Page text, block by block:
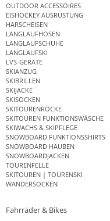
OUTDOOR ACCESSOIRES
EISHOCKEY AUSRÜSTUNG
HARSCHEISEN
LANGLAUFHOSEN
LANGLAUFSCHUHE
LANGLAUFSKI
LVS-GERÄTE
SKIANZUG
SKIBRILLEN
SKIJACKE
SKISOCKEN
SKITOURENRÖCKE
SKITOUREN FUNKTIONSWÄSCHE
SKIWACHS & SKIPFLEGE
SNOWBOARD FUNKTIONSSHIRTS
SNOWBOARD HAUBEN
SNOWBOARDJACKEN
TOURENFELLE
SKITOUREN | TOURENSKI
WANDERSOCKEN
Fahrräder & Bikes